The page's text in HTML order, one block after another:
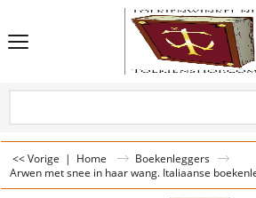
<< Vorige | Home
Boekenleggers
Arwen met snee in haar wang. Italiaanse